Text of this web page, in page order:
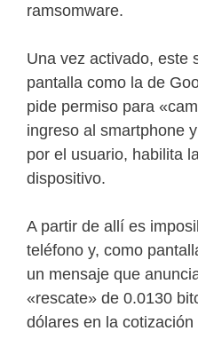
ramsomware.
Una vez activado, este
pantalla como la de
pide permiso para
ingreso al smartphone
por el usuario, habilita
dispositivo.
A partir de allí es
teléfono y, como
un mensaje que
«rescate» de 0.0130
dólares en la cotización